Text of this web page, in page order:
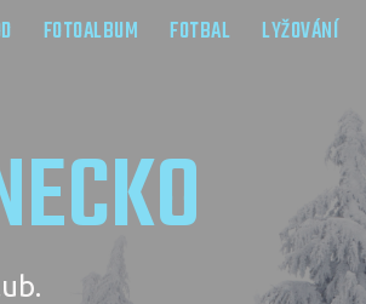
FOTOALBUM FOTBAL LYŽOVÁNÍ